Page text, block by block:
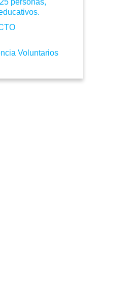
personas,
Voluntarios